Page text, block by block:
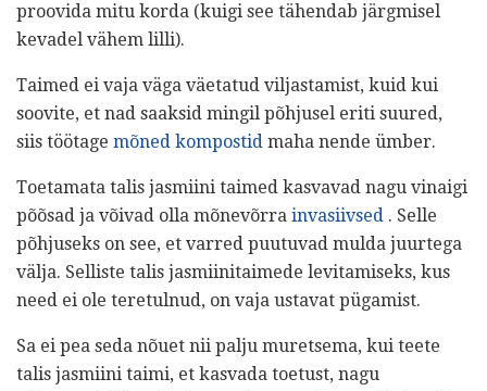
proovida mitu korda (kuigi see tähendab järgmisel
kevadel vähem lilli).
Taimed ei vaja väga väetatud viljastamist, kuid kui
soovite, et nad saaksid mingil põhjusel eriti suured,
siis töötage mõned kompostid maha nende ümber.
Toetamata talis jasmiini taimed kasvavad nagu vinaigi
põõsad ja võivad olla mõnevõrra invasiivsed . Selle
põhjuseks on see, et varred puutuvad mulda juurtega
välja. Selliste talis jasmiinitaimede levitamiseks, kus
need ei ole teretulnud, on vaja ustavat pügamist.
Sa ei pea seda nõuet nii palju muretsema, kui teete
talis jasmiini taimi, et kasvada toetust, nagu